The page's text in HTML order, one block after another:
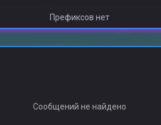
Префиксов нет
Сообщений не найдено